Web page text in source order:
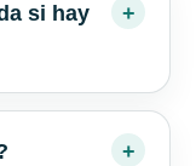
si hay